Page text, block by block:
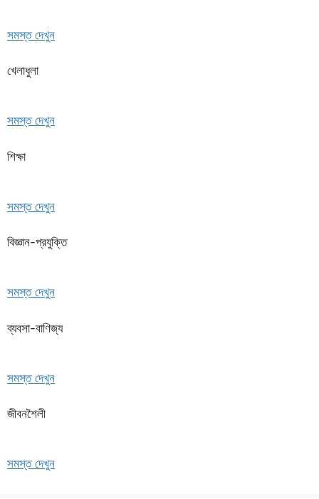
সমস্ত দেখুন
খেলাধুলা
সমস্ত দেখুন
শিক্ষা
সমস্ত দেখুন
বিজ্ঞান-প্রযুক্তি
সমস্ত দেখুন
ব্যবসা-বাণিজ্য
সমস্ত দেখুন
জীবনশৈলী
সমস্ত দেখুন